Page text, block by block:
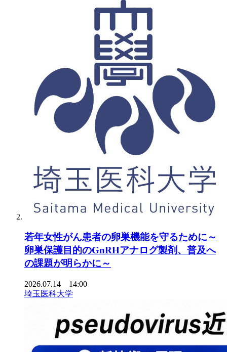
若年女性がん患者の卵巣機能を守るために～
卵巣保護目的のGnRHアナログ製剤、普及へ
の課題が明らかに～
2026.07.14 14:00
埼玉医科大学